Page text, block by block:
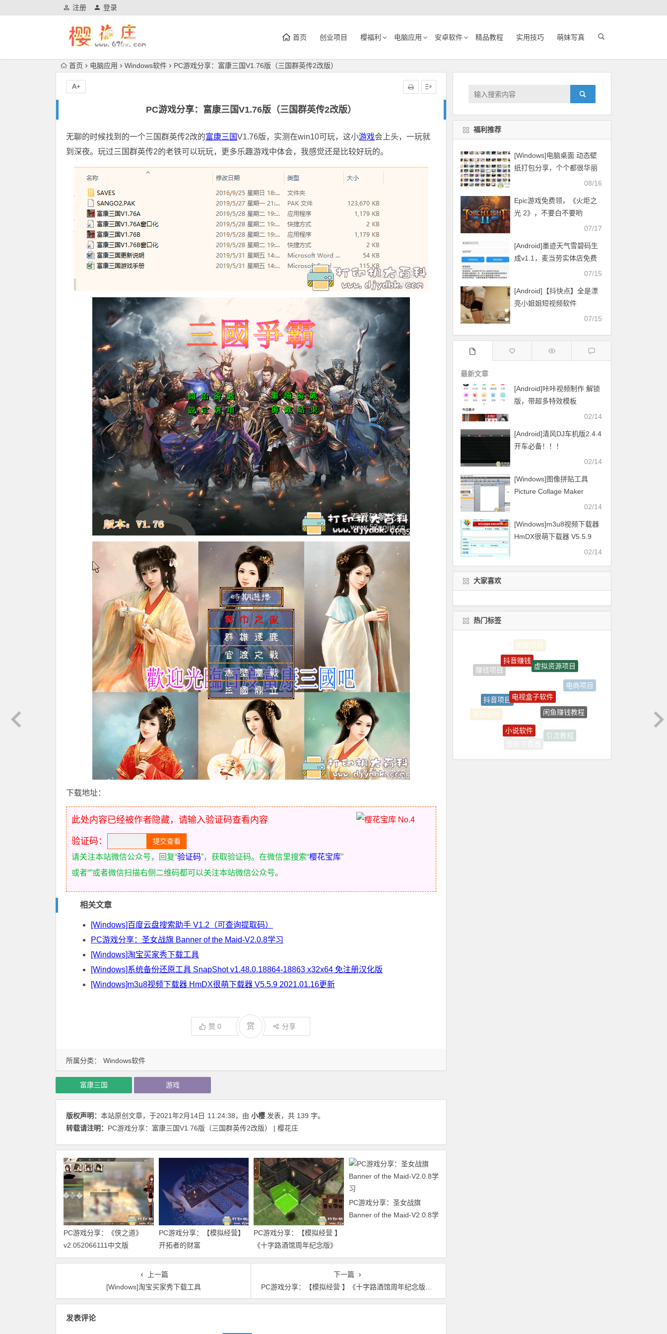
注册 登录
首页 创业项目 樱福利 电脑应用 安卓软件 精品教程 实用技巧 萌妹写真
首页 电脑应用 Windows软件 PC游戏分享：富康三国V1.76版（三国群英传2改版）
PC游戏分享：富康三国V1.76版（三国群英传2改版）
A+
所属分类： Windows软件
无聊的时候找到的一个三国群英传2改的富康三国V1.76版，实测在win10可玩，这小游戏会上头，一玩就
到深夜。玩过三国群英传2的老铁可以玩玩，更多乐趣游戏中体会，我感觉还是比较好玩的。
下载地址：
此处内容已经被作者隐藏，请输入验证码查看内容
验证码：
请关注本站微信公众号，回复“验证码”，获取验证码。在微信里搜索“樱花宝库”
或者“”或者微信扫描右侧二维码都可以关注本站微信公众号。
相关文章
[Windows]百度云盘搜索助手 V1.2（可查询提取码）
PC游戏分享：圣女战旗 Banner of the Maid-V2.0.8学习
[Windows]淘宝买家秀下载工具
[Windows]系统备份还原工具 SnapShot v1.48.0.18864-18863 x32x64 免注册汉化版
[Windows]m3u8视频下载器 HmDX很萌下载器 V5.5.9 2021.01.16更新
赞 0 赏 分享
富康三国 游戏
版权声明： 本站原创文章，于2021年2月14日 11:24:38，由 小樱 发表，共 139 字。
转载请注明： PC游戏分享：富康三国V1.76版（三国群英传2改版） | 樱花庄
PC游戏分享：《侠之道》
v2.052066111中文版
PC游戏分享：【模拟经营】
开拓者的财富
（founders_fortune_release_1.0.6）
天翼云
PC游戏分享：【模拟经营 】
《十字路酒馆周年纪念版》
V3.0.5官方中文版
PC游戏分享：圣女战旗
Banner of the Maid-V2.0.8学
上一篇
[Windows]淘宝买家秀下载工具
下一篇
PC游戏分享：【模拟经营 】《十字路酒馆周年纪念版》V3.0.5官方中文版
发表评论
福利推荐
[Windows]电脑桌面 动态壁
纸打包分享，个个都很华丽
08/16
Epic游戏免费领，《火炬之
光 2》，不要白不要哟
07/17
[Android]墨迹天气雪碧码生
成v1.1，麦当劳实体店免费
07/15
[Android]【抖快点】全是漂
亮小姐姐短视频软件
07/15
最新文章
[Android]咔咔视频制作 解锁
版，带超多特效模板
02/14
[Android]清风DJ车机版2.4.4
开车必备！！！
02/14
[Windows]图像拼贴工具
Picture Collage Maker
02/14
[Windows]m3u8视频下载器
HmDX很萌下载器 V5.5.9
02/14
大家喜欢
热门标签
抖音赚钱
电商项目
壁纸软件
闲鱼赚钱教程
引流教程